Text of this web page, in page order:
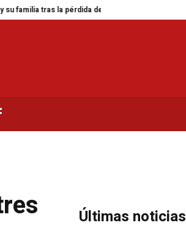
la pérdida de Jorge Messi
Últimas noticias